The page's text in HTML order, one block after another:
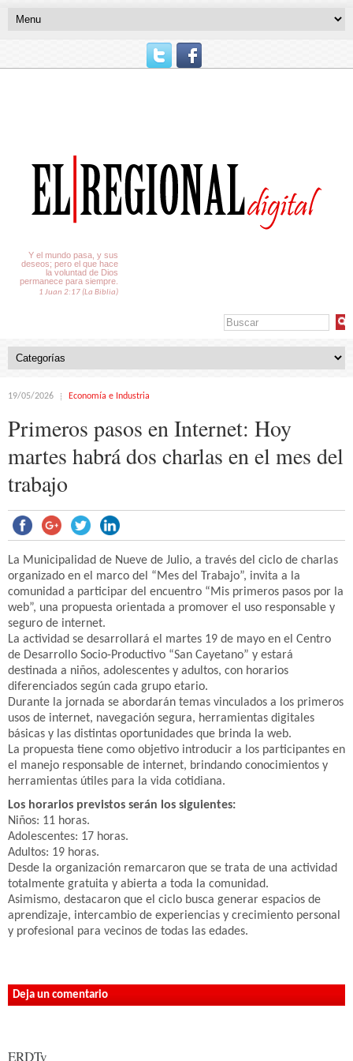
Y el mundo pasa, y sus
deseos; pero el que hace
la voluntad de Dios
permanece para siempre.
1 Juan 2:17 (La Biblia)
19/05/2026 Economía e Industria
Primeros pasos en Internet: Hoy
martes habrá dos charlas en el mes del
trabajo
La Municipalidad de Nueve de Julio, a través del ciclo de charlas
organizado en el marco del “Mes del Trabajo”, invita a la
comunidad a participar del encuentro “Mis primeros pasos por la
web”, una propuesta orientada a promover el uso responsable y
seguro de internet.
La actividad se desarrollará el martes 19 de mayo en el Centro
de Desarrollo Socio-Productivo “San Cayetano” y estará
destinada a niños, adolescentes y adultos, con horarios
diferenciados según cada grupo etario.
Durante la jornada se abordarán temas vinculados a los primeros
usos de internet, navegación segura, herramientas digitales
básicas y las distintas oportunidades que brinda la web.
La propuesta tiene como objetivo introducir a los participantes en
el manejo responsable de internet, brindando conocimientos y
herramientas útiles para la vida cotidiana.
Los horarios previstos serán los siguientes:
Niños: 11 horas.
Adolescentes: 17 horas.
Adultos: 19 horas.
Desde la organización remarcaron que se trata de una actividad
totalmente gratuita y abierta a toda la comunidad.
Asimismo, destacaron que el ciclo busca generar espacios de
aprendizaje, intercambio de experiencias y crecimiento personal
y profesional para vecinos de todas las edades.
Deja un comentario
ERDTv